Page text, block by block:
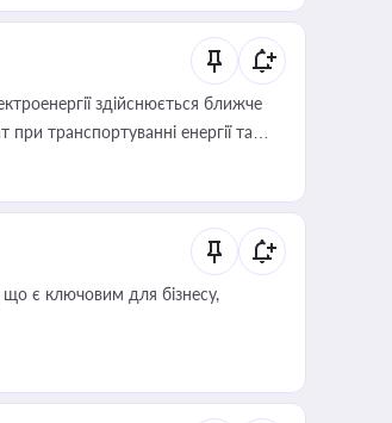
здійснюється ближче
транспортуванні енергії та
що є ключовим для бізнесу,